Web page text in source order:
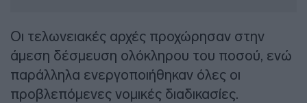
Οι τελωνειακές αρχές προχώρησαν στην
άμεση δέσμευση ολόκληρου του ποσού, ενώ
παράλληλα ενεργοποιήθηκαν όλες οι
προβλεπόμενες νομικές διαδικασίες.